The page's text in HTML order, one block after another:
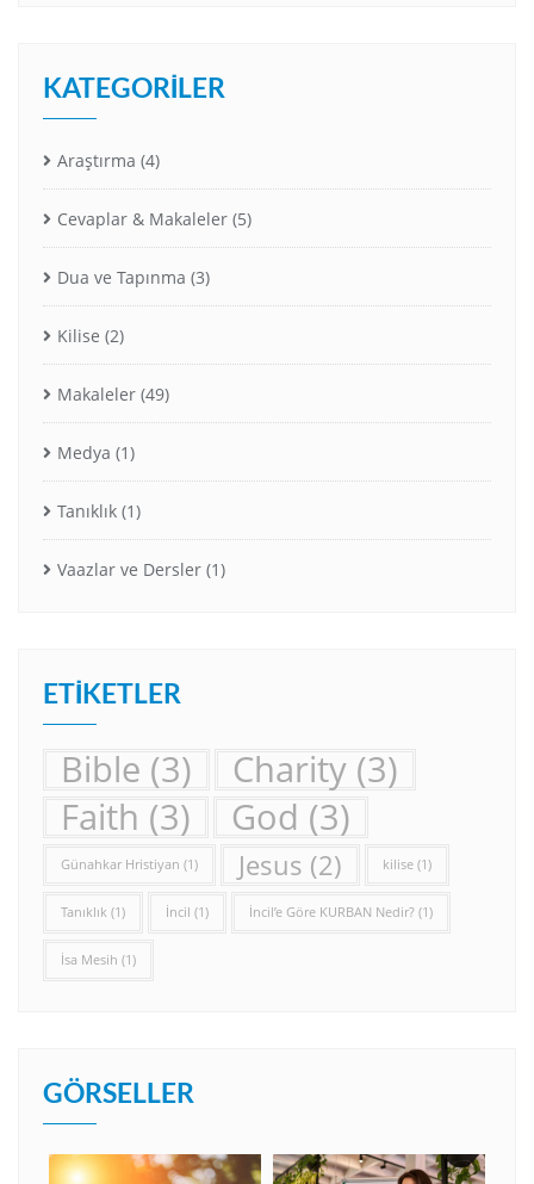
KATEGORILER
Araştırma (4)
Cevaplar & Makaleler (5)
Dua ve Tapınma (3)
Kilise (2)
Makaleler (49)
Medya (1)
Tanıklık (1)
Vaazlar ve Dersler (1)
ETIKETLER
Bible (3) Charity (3)
Faith (3) God (3)
Günahkar Hristiyan (1) Jesus (2) kilise (1)
Tanıklık (1) İncil (1) İncil’e Göre KURBAN Nedir? (1)
İsa Mesih (1)
GÖRSELLER